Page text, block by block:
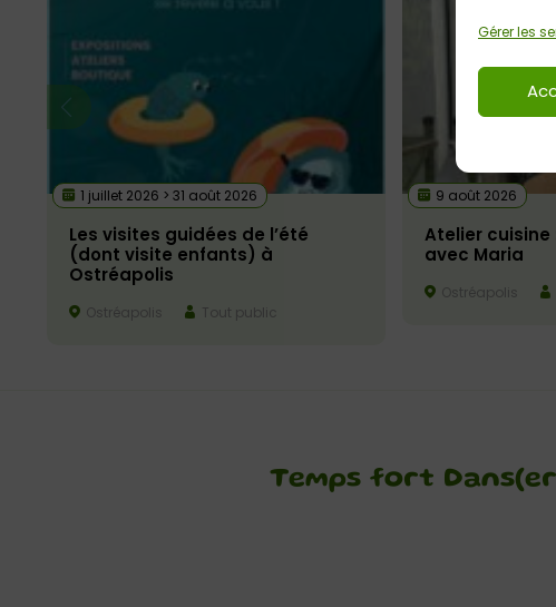
Gérer les
1 juillet 2026 > 31 août 2026
Les visites guidées de l’été
(dont visite enfants) à
Ostréapolis
Ostréapolis Tout public
9 août 2026
Atelier cuisine
avec Maria
Ostréapolis
Temps fort